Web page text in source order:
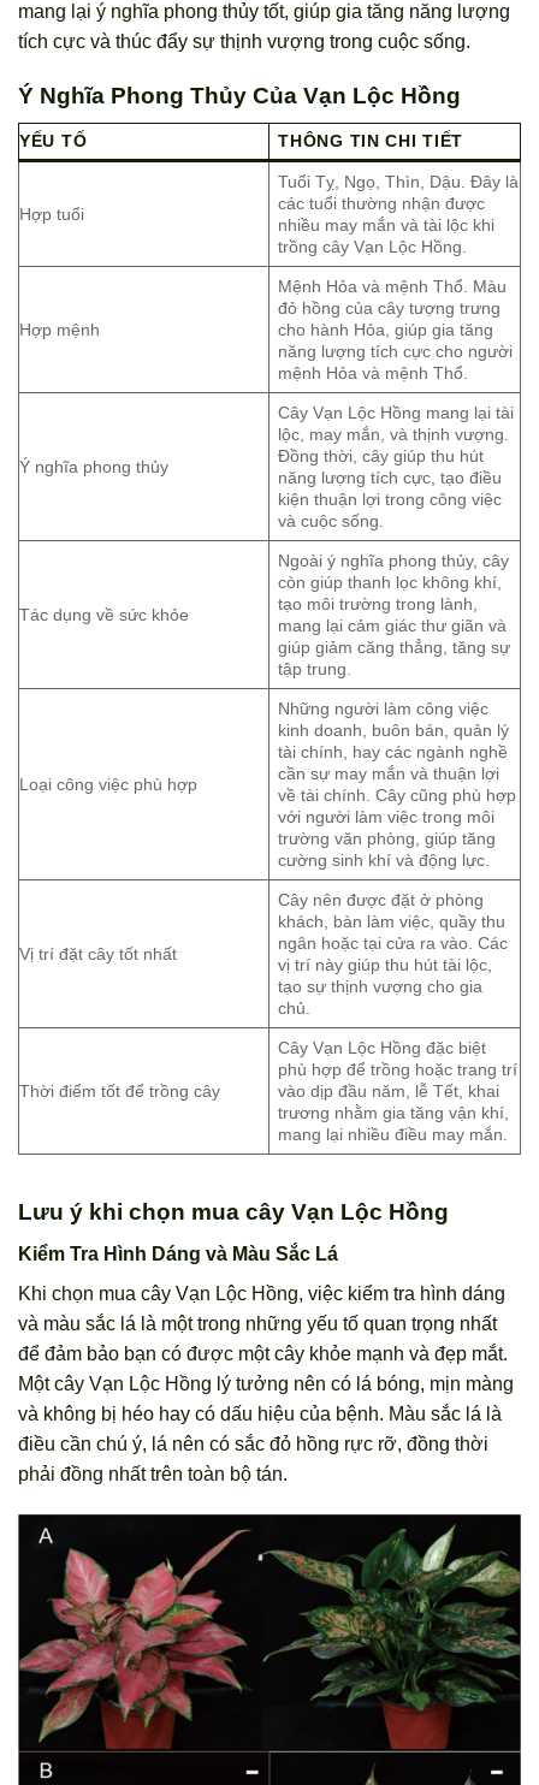
mang lại ý nghĩa phong thủy tốt, giúp gia tăng năng lượng
tích cực và thúc đẩy sự thịnh vượng trong cuộc sống.
Ý Nghĩa Phong Thủy Của Vạn Lộc Hồng
YẾU TỐ THÔNG TIN CHI TIẾT
Hợp tuổi
Tuổi Tỵ, Ngọ, Thìn, Dậu. Đây là
các tuổi thường nhận được
nhiều may mắn và tài lộc khi
trồng cây Vạn Lộc Hồng.
Hợp mệnh
Mệnh Hỏa và mệnh Thổ. Màu
đỏ hồng của cây tượng trưng
cho hành Hỏa, giúp gia tăng
năng lượng tích cực cho người
mệnh Hỏa và mệnh Thổ.
Ý nghĩa phong thủy
Cây Vạn Lộc Hồng mang lại tài
lộc, may mắn, và thịnh vượng.
Đồng thời, cây giúp thu hút
năng lượng tích cực, tạo điều
kiện thuận lợi trong công việc
và cuộc sống.
Tác dụng về sức khỏe
Ngoài ý nghĩa phong thủy, cây
còn giúp thanh lọc không khí,
tạo môi trường trong lành,
mang lại cảm giác thư giãn và
giúp giảm căng thẳng, tăng sự
tập trung.
Loại công việc phù hợp
Những người làm công việc
kinh doanh, buôn bán, quản lý
tài chính, hay các ngành nghề
cần sự may mắn và thuận lợi
về tài chính. Cây cũng phù hợp
với người làm việc trong môi
trường văn phòng, giúp tăng
cường sinh khí và động lực.
Vị trí đặt cây tốt nhất
Cây nên được đặt ở phòng
khách, bàn làm việc, quầy thu
ngân hoặc tại cửa ra vào. Các
vị trí này giúp thu hút tài lộc,
tạo sự thịnh vượng cho gia
chủ.
Thời điểm tốt để trồng cây
Cây Vạn Lộc Hồng đặc biệt
phù hợp để trồng hoặc trang trí
vào dịp đầu năm, lễ Tết, khai
trương nhằm gia tăng vận khí,
mang lại nhiều điều may mắn.
Lưu ý khi chọn mua cây Vạn Lộc Hồng
Kiểm Tra Hình Dáng và Màu Sắc Lá
Khi chọn mua cây Vạn Lộc Hồng, việc kiểm tra hình dáng
và màu sắc lá là một trong những yếu tố quan trọng nhất
để đảm bảo bạn có được một cây khỏe mạnh và đẹp mắt.
Một cây Vạn Lộc Hồng lý tưởng nên có lá bóng, mịn màng
và không bị héo hay có dấu hiệu của bệnh. Màu sắc lá là
điều cần chú ý, lá nên có sắc đỏ hồng rực rỡ, đồng thời
phải đồng nhất trên toàn bộ tán.